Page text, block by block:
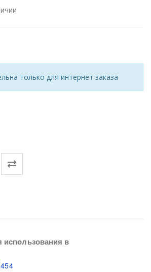
только для интернет заказа
использования в